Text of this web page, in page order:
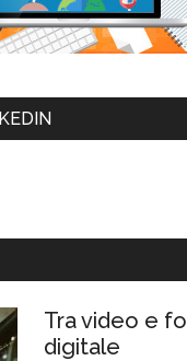
Tra video e
digitale